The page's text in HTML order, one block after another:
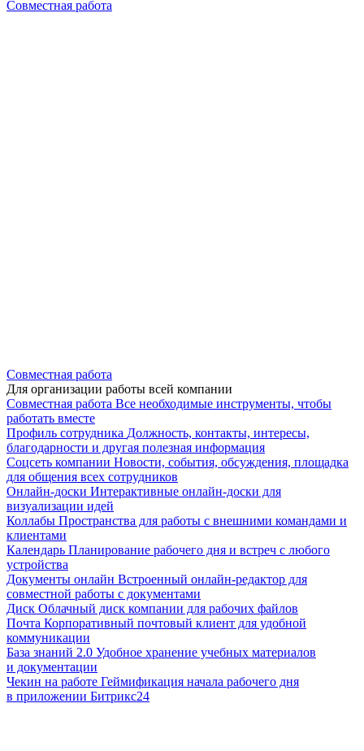
Совместная работа
Совместная работа
Для организации работы всей компании
Совместная работа Все необходимые инструменты, чтобы
работать вместе
Профиль сотрудника Должность, контакты, интересы,
благодарности и другая полезная информация
Соцсеть компании Новости, события, обсуждения, площадка
для общения всех сотрудников
Онлайн-доски Интерактивные онлайн-доски для
визуализации идей
Коллабы Пространства для работы с внешними командами и
клиентами
Календарь Планирование рабочего дня и встреч с любого
устройства
Документы онлайн Встроенный онлайн-редактор для
совместной работы с документами
Диск Облачный диск компании для рабочих файлов
Почта Корпоративный почтовый клиент для удобной
коммуникации
База знаний 2.0 Удобное хранение учебных материалов
и документации
Чекин на работе Геймификация начала рабочего дня
в приложении Битрикс24